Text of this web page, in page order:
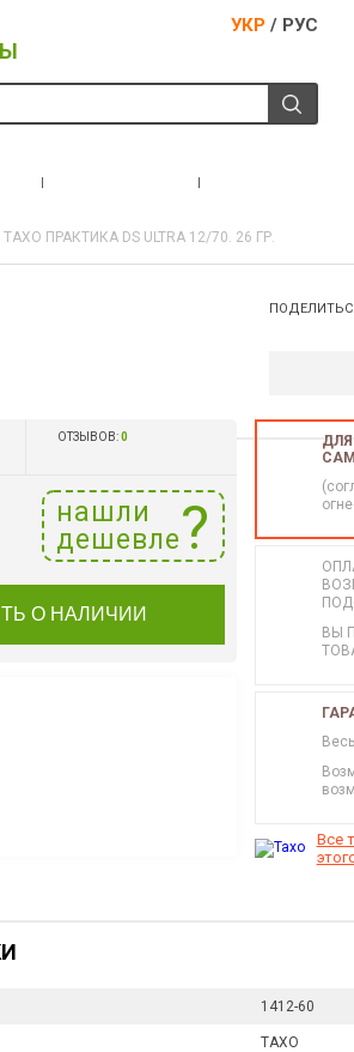
УКР / РУС
ПРАКТИКА DS ULTRA 12/70. 26 ГР.
ОТЗЫВОВ:0
нашли
дешевле
О НАЛИЧИИ
ВЫ
Все
1412-60
ТАХО